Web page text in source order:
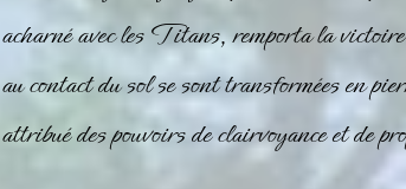
acharné avec les Titans, remporta la
au contact du sol se sont transformées en
attribué des pouvoirs de clairvoyance et de